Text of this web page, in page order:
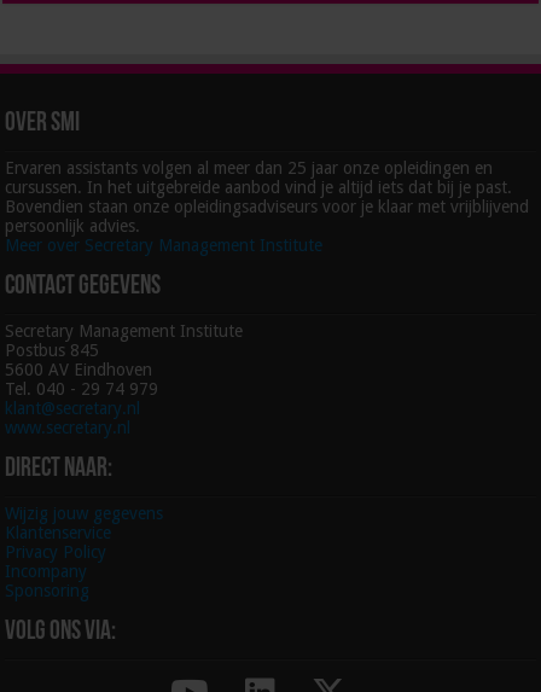
Over SMI
Ervaren assistants volgen al meer dan 25 jaar onze opleidingen en
cursussen. In het uitgebreide aanbod vind je altijd iets dat bij je past.
Bovendien staan onze opleidingsadviseurs voor je klaar met vrijblijvend
persoonlijk advies.
Meer over Secretary Management Institute
Contact gegevens
Secretary Management Institute
Postbus 845
5600 AV Eindhoven
Tel. 040 - 29 74 979
klant@secretary.nl
www.secretary.nl
Direct naar:
Wijzig jouw gegevens
Klantenservice
Privacy Policy
Incompany
Sponsoring
Volg ons via: